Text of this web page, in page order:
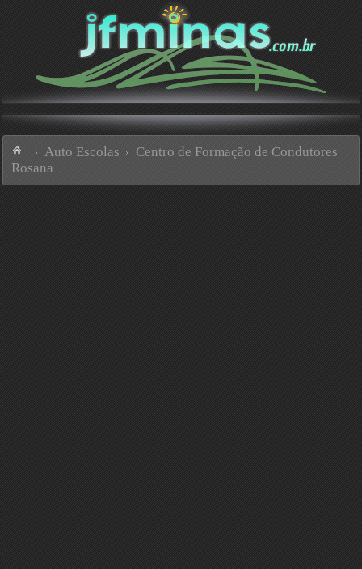
Auto Escolas
Centro de Formação de Condutores
Rosana